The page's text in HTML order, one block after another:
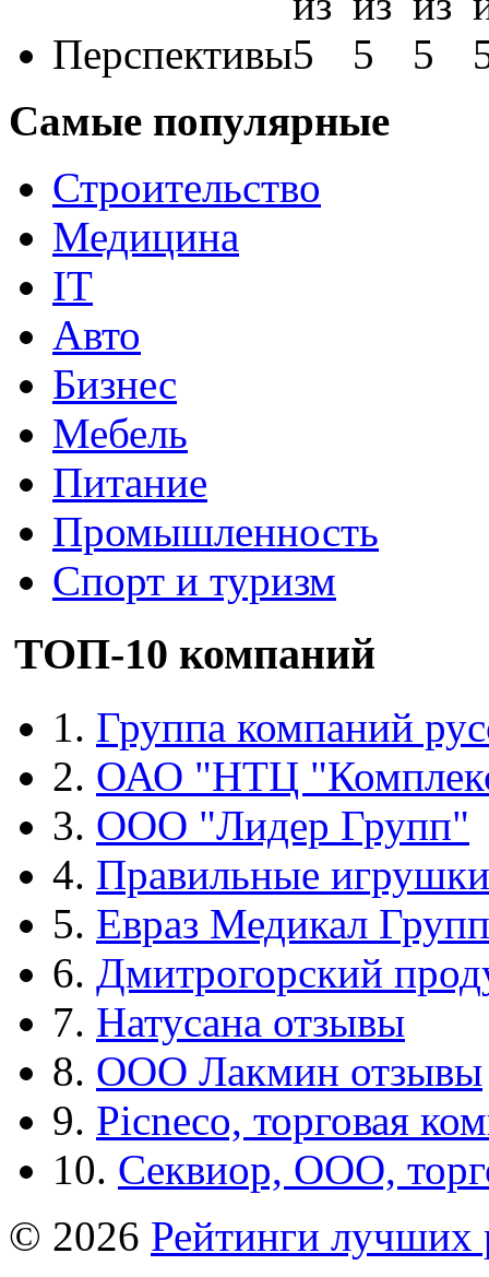
Перспективы
Самые популярные
Строительство
Медицина
IT
Авто
Бизнес
Мебель
Питание
Промышленность
Спорт и туризм
ТОП-10 компаний
1. Группа компаний
2. ОАО "НТЦ
3. ООО "Лидер Групп"
4. Правильные игрушки
5. Евраз Медикал Групп
6. Дмитрогорский
7. Натусана отзывы
8. ООО Лакмин отзывы
9. Picneco, торговая
10. Секвиор, ООО,
© 2026 Рейтинги лучших